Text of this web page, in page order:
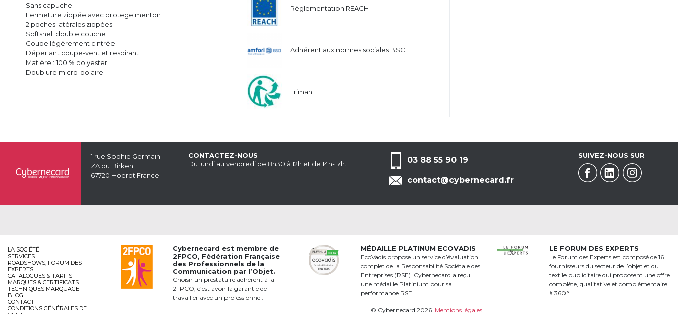
Sans capuche
Fermeture zippée avec protege menton
2 poches latérales zippées
Softshell double couche
Coupe légèrement cintrée
Déperlant coupe-vent et respirant
Matière : 100 % polyester
Doublure micro-polaire
Règlementation REACH
Adhérent aux normes sociales BSCI
Triman
1 rue Sophie Germain
ZA du Birken
67720 Hoerdt France
CONTACTEZ-NOUS
Du lundi au vendredi de 8h30 à 12h et de 14h-17h.
03 88 55 90 19
contact@cybernecard.fr
SUIVEZ-NOUS SUR
LA SOCIÉTÉ
SERVICES
ROADSHOWS, FORUM DES
EXPERTS
CATALOGUES & TARIFS
MARQUES & CERTIFICATS
TECHNIQUES MARQUAGE
BLOG
CONTACT
CONDITIONS GÉNÉRALES DE
Cybernecard est membre de
2FPCO, Fédération Française
des Professionnels de la
Communication par l’Objet.
Choisir un prestataire adhérent à la
2FPCO, c’est avoir la garantie de
travailler avec un professionnel.
MÉDAILLE PLATINUM ECOVADIS
EcoVadis propose un service d’évaluation
complet de la Responsabilité Sociétale des
Entreprises (RSE). Cybernecard a reçu
une médaille Platinium pour sa
performance RSE.
© Cybernecard 2026. Mentions légales
LE FORUM DES EXPERTS
Le Forum des Experts est composé de 16
fournisseurs du secteur de l’objet et du
textile publicitaire qui proposent une offre
complète, qualitative et complémentaire
à 360°